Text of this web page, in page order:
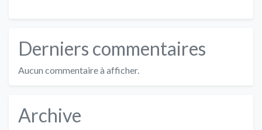
Derniers commentaires
Aucun commentaire à afficher.
Archive